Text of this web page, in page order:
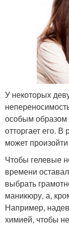
У некоторых
особым образом
отторгает его. В
может
Чтобы гелевые
времени
выбрать
маникюру, а,
Например,
химией, чтобы